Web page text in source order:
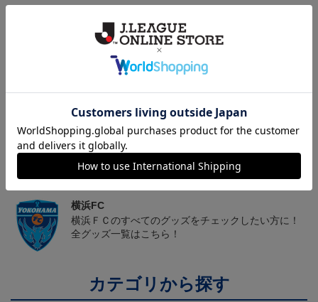
トピックス
横浜FC
こだわりのデザインに注目！タオルマフラーは応援
横浜FC
横浜ＦＣのすべてのグッズをチェックしたい方に！
全グッズ一覧はこちら！
カテゴリから探す